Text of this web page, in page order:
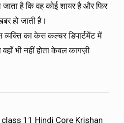
है कि वह कोई शायर है और फिर
हो जाती है।
का केस कल्चर डिपार्टमेंट में
भी नहीं होता केवल कागज़ी
11 Hindi Core Krishan